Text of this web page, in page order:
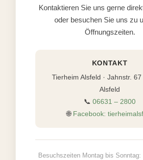
Kontaktieren Sie uns gerne
oder besuchen Sie uns zu
Öffnungszeiten.
KONTAKT
Tierheim Alsfeld · Jahnstr. 67
Alsfeld
📞 06631 – 2800
🌐 Facebook:
Besuchszeiten Montag bis Sonntag: